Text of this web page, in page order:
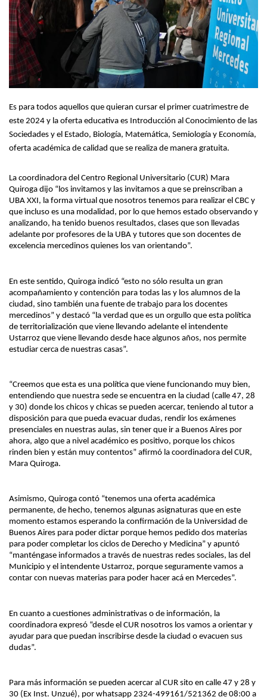
Es para todos aquellos que quieran cursar el primer cuatrimestre de
este 2024 y la oferta educativa es Introducción al Conocimiento de las
Sociedades y el Estado, Biología, Matemática, Semiología y Economía,
oferta académica de calidad que se realiza de manera gratuita.
La coordinadora del Centro Regional Universitario (CUR) Mara
Quiroga dijo “los invitamos y las invitamos a que se preinscriban a
UBA XXI, la forma virtual que nosotros tenemos para realizar el CBC y
que incluso es una modalidad, por lo que hemos estado observando y
analizando, ha tenido buenos resultados, clases que son llevadas
adelante por profesores de la UBA y tutores que son docentes de
excelencia mercedinos quienes los van orientando”.
En este sentido, Quiroga indicó “esto no sólo resulta un gran
acompañamiento y contención para todas las y los alumnos de la
ciudad, sino también una fuente de trabajo para los docentes
mercedinos” y destacó “la verdad que es un orgullo que esta política
de territorialización que viene llevando adelante el intendente
Ustarroz que viene llevando desde hace algunos años, nos permite
estudiar cerca de nuestras casas”.
“Creemos que esta es una política que viene funcionando muy bien,
entendiendo que nuestra sede se encuentra en la ciudad (calle 47, 28
y 30) donde los chicos y chicas se pueden acercar, teniendo al tutor a
disposición para que pueda evacuar dudas, rendir los exámenes
presenciales en nuestras aulas, sin tener que ir a Buenos Aires por
ahora, algo que a nivel académico es positivo, porque los chicos
rinden bien y están muy contentos” afirmó la coordinadora del CUR,
Mara Quiroga.
Asimismo, Quiroga contó “tenemos una oferta académica
permanente, de hecho, tenemos algunas asignaturas que en este
momento estamos esperando la confirmación de la Universidad de
Buenos Aires para poder dictar porque hemos pedido dos materias
para poder completar los ciclos de Derecho y Medicina” y apuntó
“manténgase informados a través de nuestras redes sociales, las del
Municipio y el intendente Ustarroz, porque seguramente vamos a
contar con nuevas materias para poder hacer acá en Mercedes”.
En cuanto a cuestiones administrativas o de información, la
coordinadora expresó “desde el CUR nosotros los vamos a orientar y
ayudar para que puedan inscribirse desde la ciudad o evacuen sus
dudas”.
Para más información se pueden acercar al CUR sito en calle 47 y 28 y
30 (Ex Inst. Unzué), por whatsapp 2324-499161/521362 de 08:00 a